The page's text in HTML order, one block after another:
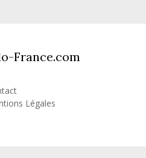
France.com
Légales